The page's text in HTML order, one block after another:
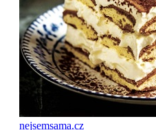
nejsemsama.cz